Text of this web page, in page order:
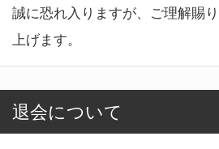
誠に恐れ入りますが、ご理解賜
上げます。
退会について